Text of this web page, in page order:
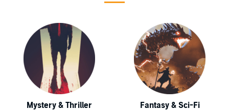
Mystery & Thriller
Fantasy & Sci-Fi